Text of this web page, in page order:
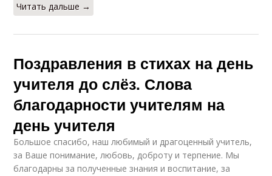
Читать дальше →
Поздравления в стихах на день
учителя до слёз. Слова
благодарности учителям на
день учителя
Большое спасибо, наш любимый и драгоценный учитель,
за Ваше понимание, любовь, доброту и терпение. Мы
благодарны за полученные знания и воспитание, за